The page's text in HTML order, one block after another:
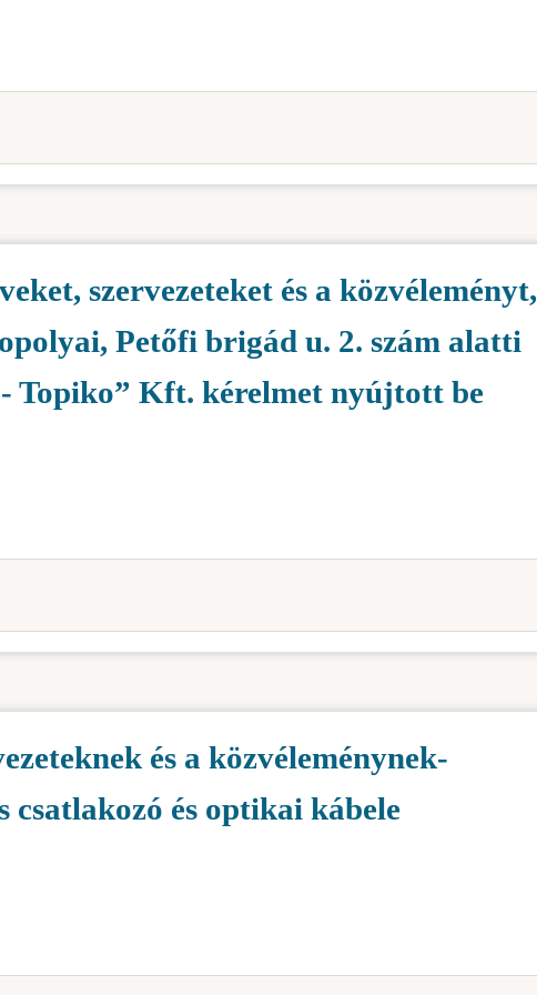
szervezeteket és a közvéleményt,
Petőfi brigád u. 2. szám alatti
Topiko” Kft. kérelmet nyújtott be
és a közvéleménynek-
csatlakozó és optikai kábele